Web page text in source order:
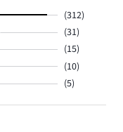
(312)
(31)
(15)
(10)
(5)